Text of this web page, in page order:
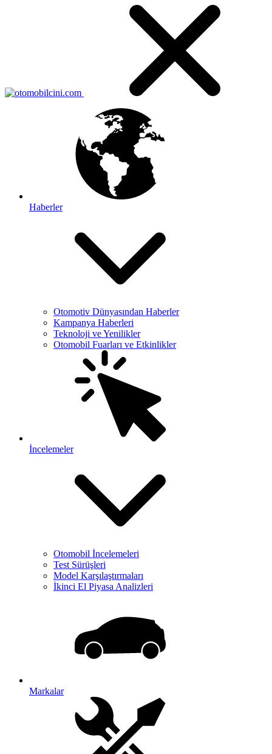
Haberler
Otomotiv Dünyasından Haberler
Kampanya Haberleri
Teknoloji ve Yenilikler
Otomobil Fuarları ve Etkinlikler
İncelemeler
Otomobil İncelemeleri
Test Sürüşleri
Model Karşılaştırmaları
İkinci El Piyasa Analizleri
Markalar